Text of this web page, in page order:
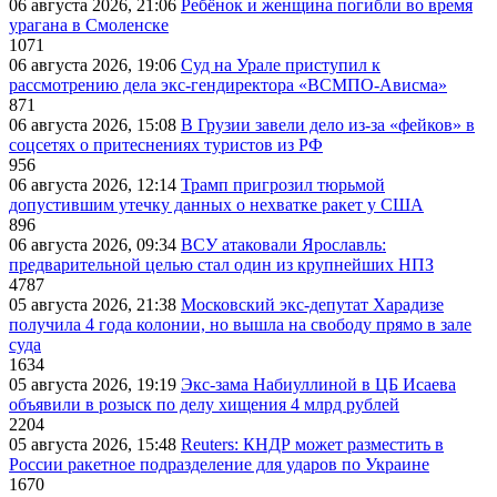
06 августа 2026, 21:06 Ребёнок и женщина погибли во время
урагана в Смоленске
1071
06 августа 2026, 19:06 Суд на Урале приступил к
рассмотрению дела экс-гендиректора «ВСМПО-Ависма»
871
06 августа 2026, 15:08 В Грузии завели дело из-за «фейков» в
соцсетях о притеснениях туристов из РФ
956
06 августа 2026, 12:14 Трамп пригрозил тюрьмой
допустившим утечку данных о нехватке ракет у США
896
06 августа 2026, 09:34 ВСУ атаковали Ярославль:
предварительной целью стал один из крупнейших НПЗ
4787
05 августа 2026, 21:38 Московский экс-депутат Харадизе
получила 4 года колонии, но вышла на свободу прямо в зале
суда
1634
05 августа 2026, 19:19 Экс-зама Набиуллиной в ЦБ Исаева
объявили в розыск по делу хищения 4 млрд рублей
2204
05 августа 2026, 15:48 Reuters: КНДР может разместить в
России ракетное подразделение для ударов по Украине
1670